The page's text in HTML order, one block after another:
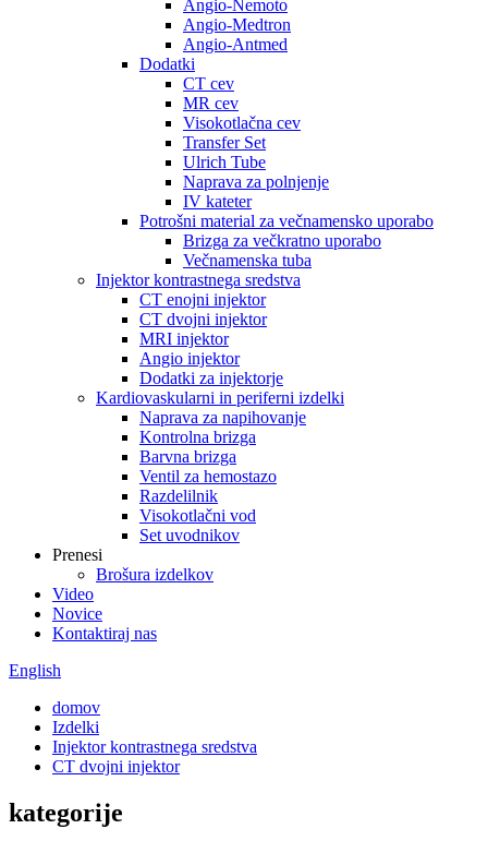
Angio-Nemoto
Angio-Medtron
Angio-Antmed
Dodatki
CT cev
MR cev
Visokotlačna cev
Transfer Set
Ulrich Tube
Naprava za polnjenje
IV kateter
Potrošni material za večnamensko uporabo
Brizga za večkratno uporabo
Večnamenska tuba
Injektor kontrastnega sredstva
CT enojni injektor
CT dvojni injektor
MRI injektor
Angio injektor
Dodatki za injektorje
Kardiovaskularni in periferni izdelki
Naprava za napihovanje
Kontrolna brizga
Barvna brizga
Ventil za hemostazo
Razdelilnik
Visokotlačni vod
Set uvodnikov
Prenesi
Brošura izdelkov
Video
Novice
Kontaktiraj nas
English
domov
Izdelki
Injektor kontrastnega sredstva
CT dvojni injektor
kategorije